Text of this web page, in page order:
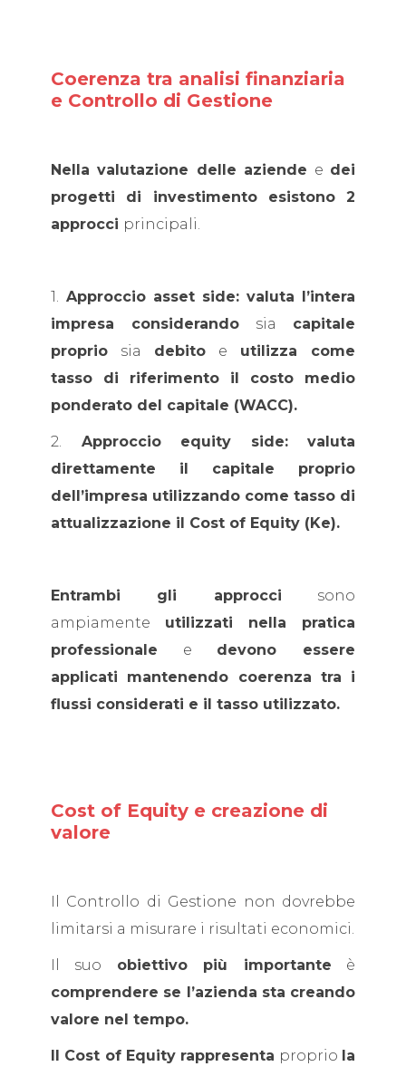
Coerenza tra analisi finanziaria
e Controllo di Gestione
Nella valutazione delle aziende e dei
progetti di investimento esistono 2
approcci principali.
1. Approccio asset side: valuta l’intera
impresa considerando sia capitale
proprio sia debito e utilizza come
tasso di riferimento il costo medio
ponderato del capitale (WACC).
2. Approccio equity side: valuta
direttamente il capitale proprio
dell’impresa utilizzando come tasso di
attualizzazione il Cost of Equity (Ke).
Entrambi gli approcci sono
ampiamente utilizzati nella pratica
professionale e devono essere
applicati mantenendo coerenza tra i
flussi considerati e il tasso utilizzato.
Cost of Equity e creazione di
valore
Il Controllo di Gestione non dovrebbe
limitarsi a misurare i risultati economici.
Il suo obiettivo più importante è
comprendere se l’azienda sta creando
valore nel tempo.
Il Cost of Equity rappresenta proprio la